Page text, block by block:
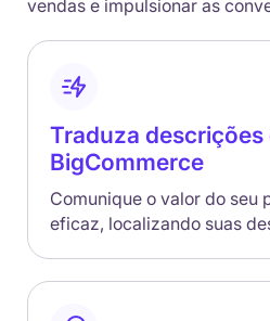
vendas e impulsionar as
Traduza
BigCommerce
Comunique o valor do seu
eficaz, localizando suas